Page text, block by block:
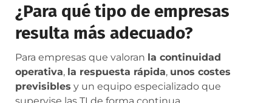
¿Para qué tipo de empresas
resulta más adecuado?
Para empresas que valoran la continuidad
operativa, la respuesta rápida, unos costes
previsibles y un equipo especializado que